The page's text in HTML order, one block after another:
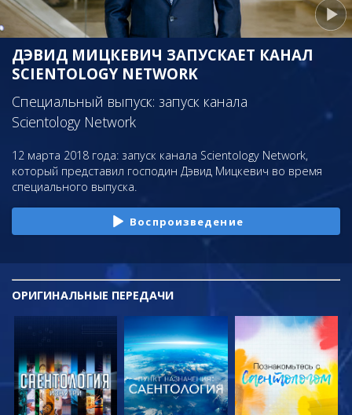
ДЭВИД МИЦКЕВИЧ ЗАПУСКАЕТ КАНАЛ
SCIENTOLOGY NETWORK
Специальный выпуск: запуск канала
Scientology Network
12 марта 2018 года: запуск канала Scientology Network,
который представил господин Дэвид Мицкевич во время
специального выпуска.
Воспроизведение
ОРИГИНАЛЬНЫЕ ПЕРЕДАЧИ